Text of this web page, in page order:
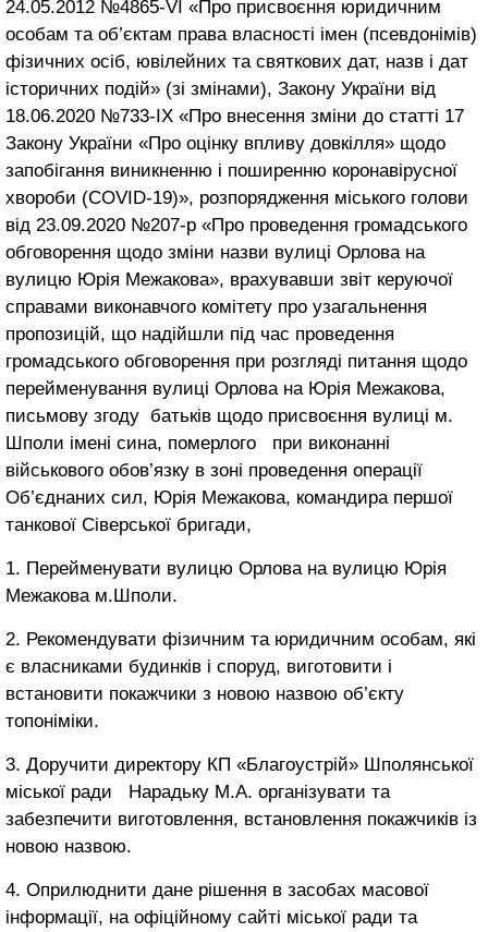
24.05.2012 №4865-VІ «Про присвоєння юридичним
особам та об’єктам права власності імен (псевдонімів)
фізичних осіб, ювілейних та святкових дат, назв і дат
історичних подій» (зі змінами), Закону України від
18.06.2020 №733-ІХ «Про внесення зміни до статті 17
Закону України «Про оцінку впливу довкілля» щодо
запобігання виникненню і поширенню коронавірусної
хвороби (СOVID-19)», розпорядження міського голови
від 23.09.2020 №207-р «Про проведення громадського
обговорення щодо зміни назви вулиці Орлова на
вулицю Юрія Межакова», врахувавши звіт керуючої
справами виконавчого комітету про узагальнення
пропозицій, що надійшли під час проведення
громадського обговорення при розгляді питання щодо
перейменування вулиці Орлова на Юрія Межакова,
письмову згоду батьків щодо присвоєння вулиці м.
Шполи імені сина, померлого при виконанні
військового обов’язку в зоні проведення операції
Об’єднаних сил, Юрія Межакова, командира першої
танкової Сіверської бригади,
1. Перейменувати вулицю Орлова на вулицю Юрія
Межакова м.Шполи.
2. Рекомендувати фізичним та юридичним особам, які
є власниками будинків і споруд, виготовити і
встановити покажчики з новою назвою об’єкту
топоніміки.
3. Доручити директору КП «Благоустрій» Шполянської
міської ради Нарадьку М.А. організувати та
забезпечити виготовлення, встановлення покажчиків із
новою назвою.
4. Оприлюднити дане рішення в засобах масової
інформації, на офіційному сайті міської ради та